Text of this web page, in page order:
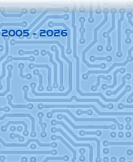
- 2026